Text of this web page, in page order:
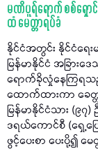
မဏိပူရ်ရောက် စစ်ရှောင်
ထံ မေတ္တာရပ်ခံ
နိုင်ငံအတွင်း နိုင်ငံရေး
မြန်မာနိုင်ငံ အခြား
ရောက်ခိုလှုံနေကြရသည့်
ထောက်ထားကာ ခေတ္
မြန်မာနိုင်ငံသား (၉
ဒရယ်ကောင်စီ (ရှေ့ပ
ဖွင့်ပေးစာ ပေးပို့၍ မ